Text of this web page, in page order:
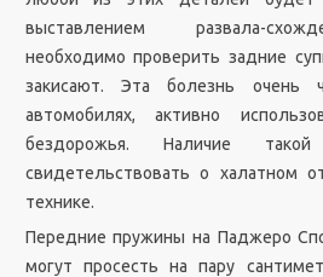
выставлением развала-
необходимо проверить задние
закисают. Эта болезнь очень
автомобилях, активно
бездорожья. Наличие
свидетельствовать о халатном
технике.
Передние пружины на Паджеро
могут просесть на пару